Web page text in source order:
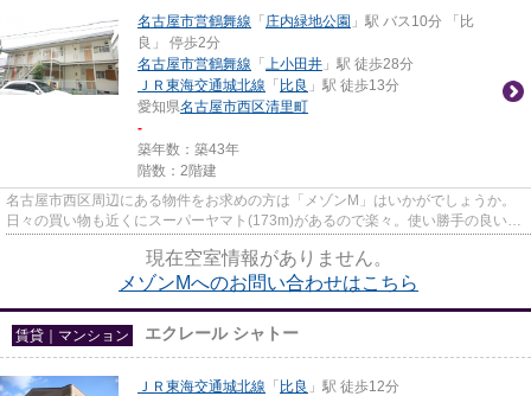
名古屋市営鶴舞線 「 庄内緑地公園 」駅 バス10分 「比
良」 停歩2分
名古屋市営鶴舞線 「 上小田井 」駅 徒歩28分
ＪＲ東海交通城北線 「 比良 」駅 徒歩13分
愛知県名古屋市西区清里町
-
築年数：築43年
階数：2階建
名古屋市西区周辺にある物件をお求めの方は「メゾンM」はいかがでしょうか。
日々の買い物も近くにスーパーヤマト(173m)があるので楽々。使い勝手の良いア
現在空室情報がありません。
メゾンMへのお問い合わせはこちら
賃貸｜マンション エクレール シャトー
ＪＲ東海交通城北線 「 比良 」駅 徒歩12分